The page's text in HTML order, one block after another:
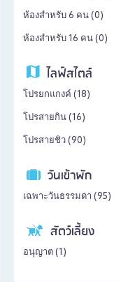
ห้องสำหรับ 6 คน (0)
ห้องสำหรับ 16 คน (0)
ไลฟ์สไตล์
โปรยกแกงค์ (18)
โปรสายกิน (16)
โปรสายชิว ( 90)
วันเข้าพัก
เฉพาะวันธรรมดา ( 95)
สัตว์เลี้ยง
อนุญาต (1 )